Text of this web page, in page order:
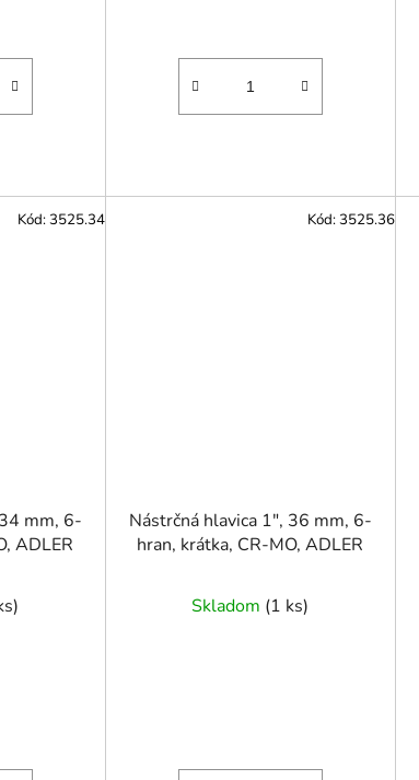
mm, 6-
ADLER
)
Kód:3525.34
Nástrčná hlavica 1", 36 mm, 6-
hran, krátka, CR-MO, ADLER
Skladom (1 ks)
Kód:3525.36